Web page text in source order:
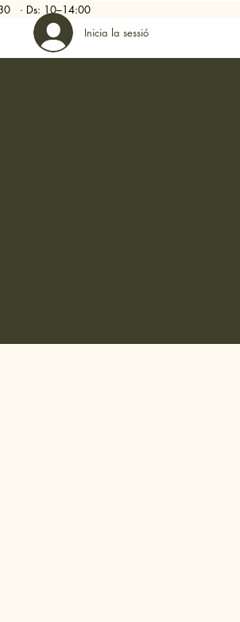
· Ds: 10–14:00
Inicia la sessió